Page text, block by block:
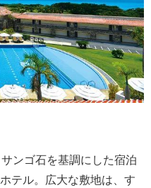
ンゴ石を基調にした宿泊
テル。広大な敷地は、す